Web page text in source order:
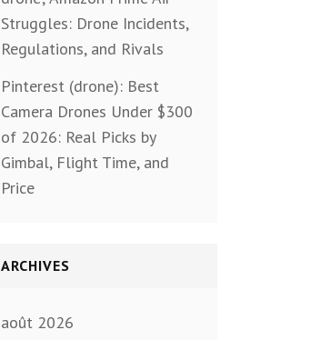
Struggles: Drone Incidents,
Regulations, and Rivals
Pinterest (drone): Best
Camera Drones Under $300
of 2026: Real Picks by
Gimbal, Flight Time, and
Price
ARCHIVES
août 2026